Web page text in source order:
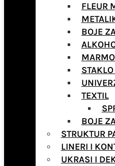
FLEUR
BOJE
TEXTIL
BOJE
STRUKTUR
LINERI I
UKRASI I